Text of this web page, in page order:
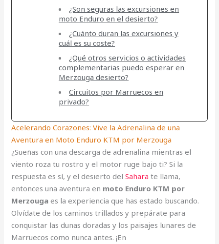
¿Son seguras las excursiones en
moto Enduro en el desierto?
¿Cuánto duran las excursiones y
cuál es su coste?
¿Qué otros servicios o actividades
complementarias puedo esperar en
Merzouga desierto?
Circuitos por Marruecos en
privado?
Acelerando Corazones: Vive la Adrenalina de una
Aventura en Moto Enduro KTM por Merzouga
¿Sueñas con una descarga de adrenalina mientras el
viento roza tu rostro y el motor ruge bajo ti? Si la
respuesta es sí, y el desierto delSaharate llama,
entonces una aventura en moto Enduro KTM por
Merzouga es la experiencia que has estado buscando.
Olvídate de los caminos trillados y prepárate para
conquistar las dunas doradas y los paisajes lunares de
Marruecos como nunca antes. ¡En